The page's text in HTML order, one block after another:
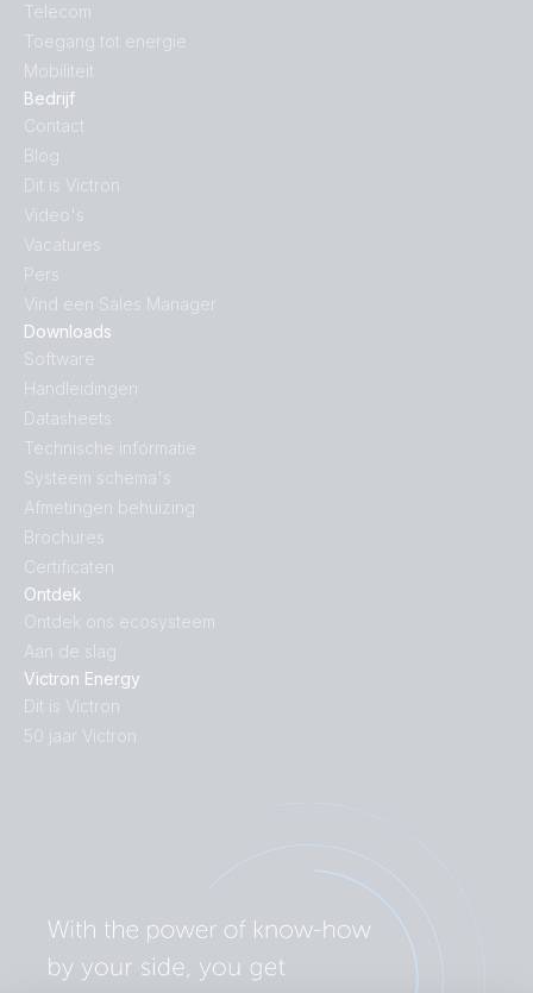
Ontdek
Ontdek ons ecosysteem
Aan de slag
Victron Energy
Dit is Victron
50 jaar Victron
Downloads
Software
Handleidingen
Datasheets
Technische informatie
Systeem schema's
Afmetingen behuizing
Brochures
Certificaten
Telecom
Toegang tot energie
Mobiliteit
Bedrijf
Contact
Blog
Dit is Victron
Video's
Vacatures
Pers
Vind een Sales Manager